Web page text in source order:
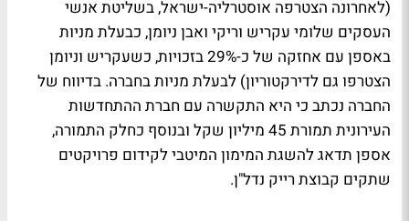
(לאחרונה הצטרפה אוסטרליה-ישראל, בשליטת אנשי
העסקים שלומי עקריש וריקי ואבן ניומן, כבעלת מניות
באספן עם אחזקה של כ-29% בזכויות, כשעקריש וניומן
הצטרפו גם לדירקטוריון) לבעלת מניות בחברה. בדיווח של
החברה נכתב כי היא התקשרה עם חברת ההתחדשות
העירונית תמורת 45 מיליון שקל ובנוסף כחלק התמורה,
אספן תדאג להשגת המימון המיטבי לקידום פרויקטים
שתקים קבוצת רייק נדל"ן.